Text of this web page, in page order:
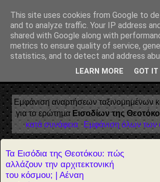
Αέναη επΑνάσταση
• Επιστήμη • Ψυχολογία • Λογοτεχνία •
Φιλοσοφία • Στοχασμοί... για τη μνήμη,
Φως
Εμφάνιση αναρτήσεων ταξινομημένων
για το ερώτημα Εισοδίων της
κατά συνάφεια
Εμφάνιση όλων των
Τα Εισόδια της Θεοτόκου: πώς
αλλάζουν την αρχιτεκτονική
του κόσμου; | Αέναη
This site uses cookies from Google to
and to analyze traffic. Your IP address
shared with Google along with
metrics to ensure quality of service,
statistics, and to detect and address
LEARN MORE GOT IT